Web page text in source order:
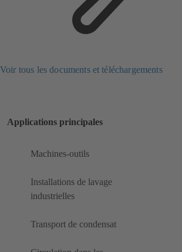
Voir tous les documents et téléchargements
Applications principales
Machines-outils
Installations de lavage
industrielles
Transport de condensat